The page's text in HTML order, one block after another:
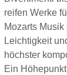
reifen Werke
Mozarts
Leichtigkeit
höchster
Ein